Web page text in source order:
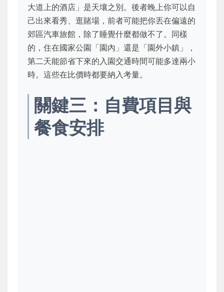
大道上的酒店」是天壤之別。後者晚上你可以自
己出來看秀、逛賭場，前者可能把你丟在偏遠的
郊區汽車旅館，除了睡覺什麼都做不了。同樣
的，住在國家公園「園內」還是「園外小鎮」，
第二天能節省下來的入園交通時間可能多達兩小
時。這些在比價時都要納入考量。
關鍵三：自費項目與
餐食安排